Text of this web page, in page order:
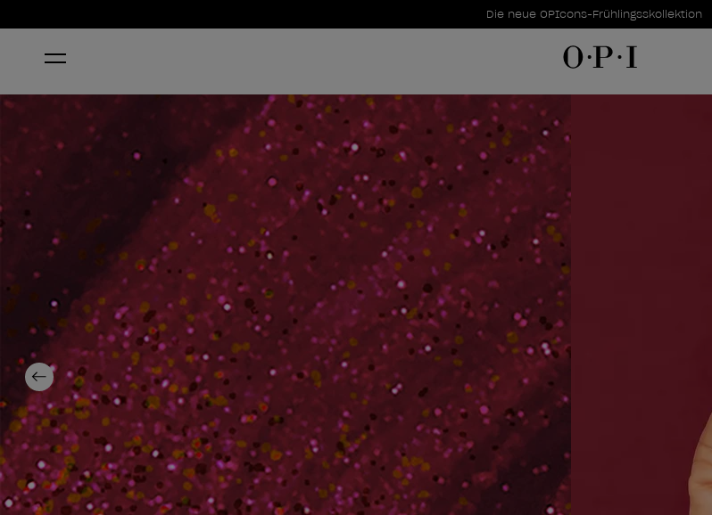
Sonderangebote
Die neue OPIcons-Frühlingsskollektion
Item 1 of 1
STARTSEITE I'M REALLY AN ACTRESS
Previous